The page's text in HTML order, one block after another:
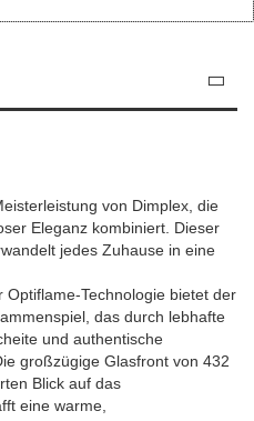
von Dimplex, die
Eleganz kombiniert. Dieser
jedes Zuhause in eine
Technologie bietet der
das durch lebhafte
und authentische
großzügige Glasfront von 432
Blick auf das
eine warme,